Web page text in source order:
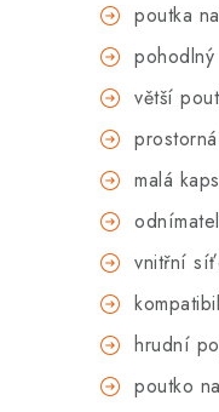
poutka
větší
malá
vnitřní
hrudní
poutko